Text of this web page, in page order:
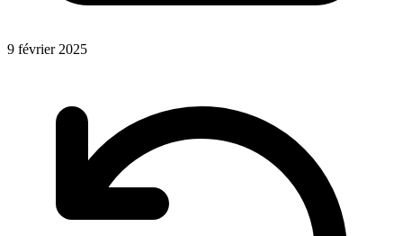
9 février 2025